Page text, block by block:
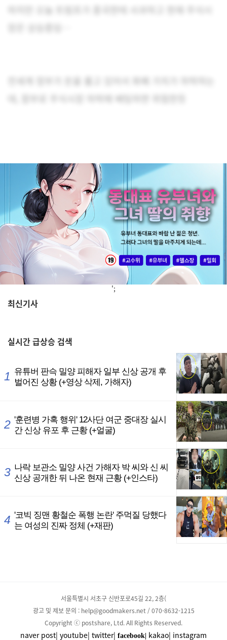
하지만 오늘 트럼프가 중국한테 사과하고 현재 주식시
';
최신기사
실시간급상승 검색
서울특별시 서초구 신반포로45길 22, 2층(
광고 및 제보 문의 : help@goodmakers.net / 070-8632-1215
Copyright ⓒ postshare, Ltd. All Rights Reserved.
naver post| youtube| twitter| facebook| kakao| instagram